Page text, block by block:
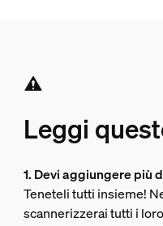
Leggi
1. Devi aggiungere più
Teneteli tutti insieme!
scannerizzerai tutti i